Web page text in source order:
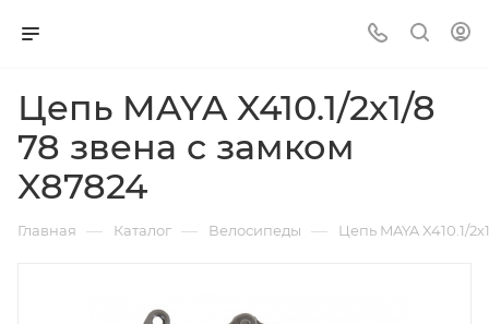
Цепь MAYA X410.1/2x1/8
78 звена с замком
X87824
Главная — Каталог — Велосипеды — Цепь MAYA X410.1/